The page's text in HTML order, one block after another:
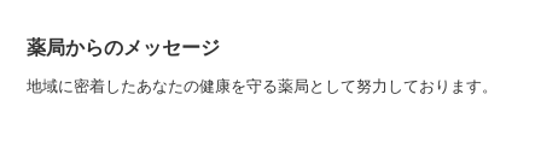
薬局からのメッセージ
地域に密着したあなたの健康を守る薬局として努力しております。